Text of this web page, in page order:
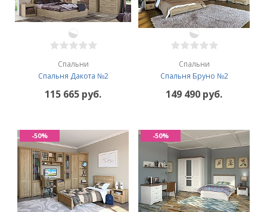
Спальни
Спальня Дакота №2
115 665 руб.
Спальни
Спальня Бруно №2
149 490 руб.
-50% -50%